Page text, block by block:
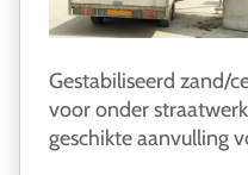
Gestabiliseerd zand/
voor onder
geschikte aanvulling